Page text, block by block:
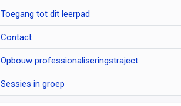
Toegang tot dit leerpad
Contact
Opbouw professionaliseringstraject
Sessies in groep